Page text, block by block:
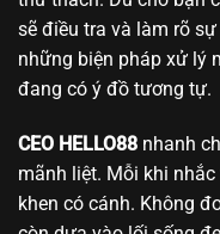
sẽ điều tra và làm rõ
những biện pháp xử lý
đang có ý đồ tương tự.
CEO HELLO88 nhanh
mãnh liệt. Mỗi khi
khen có cánh. Không